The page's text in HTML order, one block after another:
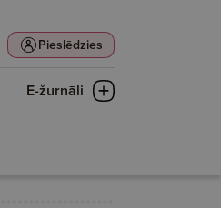
Pieslēdzies
E-žurnāli